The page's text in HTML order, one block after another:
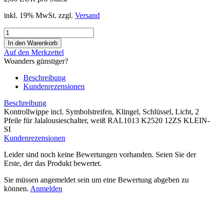
inkl. 19% MwSt. zzgl. Versand
Auf den Merkzettel
Woanders günstiger?
Beschreibung
Kundenrezensionen
Beschreibung
Kontrollwippe incl. Symbolstreifen, Klingel, Schlüssel, Licht, 2
Pfeile für Jalalousieschalter, weiß RAL1013 K2520 12ZS KLEIN-
SI
Kundenrezensionen
Leider sind noch keine Bewertungen vorhanden. Seien Sie der
Erste, der das Produkt bewertet.
Sie müssen angemeldet sein um eine Bewertung abgeben zu
können. Anmelden